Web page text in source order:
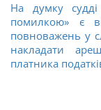
На думку
помилкою» є
повноважень у
накладати
платника